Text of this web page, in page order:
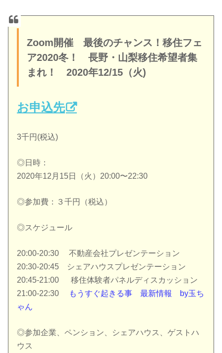
Zoom開催 最後のチャンス！移住フェ
ア2020冬！ 長野・山梨移住希望者集
まれ！ 2020年12/15（火)
お申込先
3千円(税込)
◎日時：
2020年12月15日（火）20:00〜22:30
◎参加費：３千円（税込）
◎スケジュール
20:00-20:30 不動産会社プレゼンテーション
20:30-20:45 シェアハウスプレゼンテーション
20:45-21:00 移住体験者パネルディスカッション
21:00-22:30
もうすぐ起きる事 最新情報 by玉ち
ゃん
◎参加企業、ペンション、シェアハウス、ゲストハ
ウス